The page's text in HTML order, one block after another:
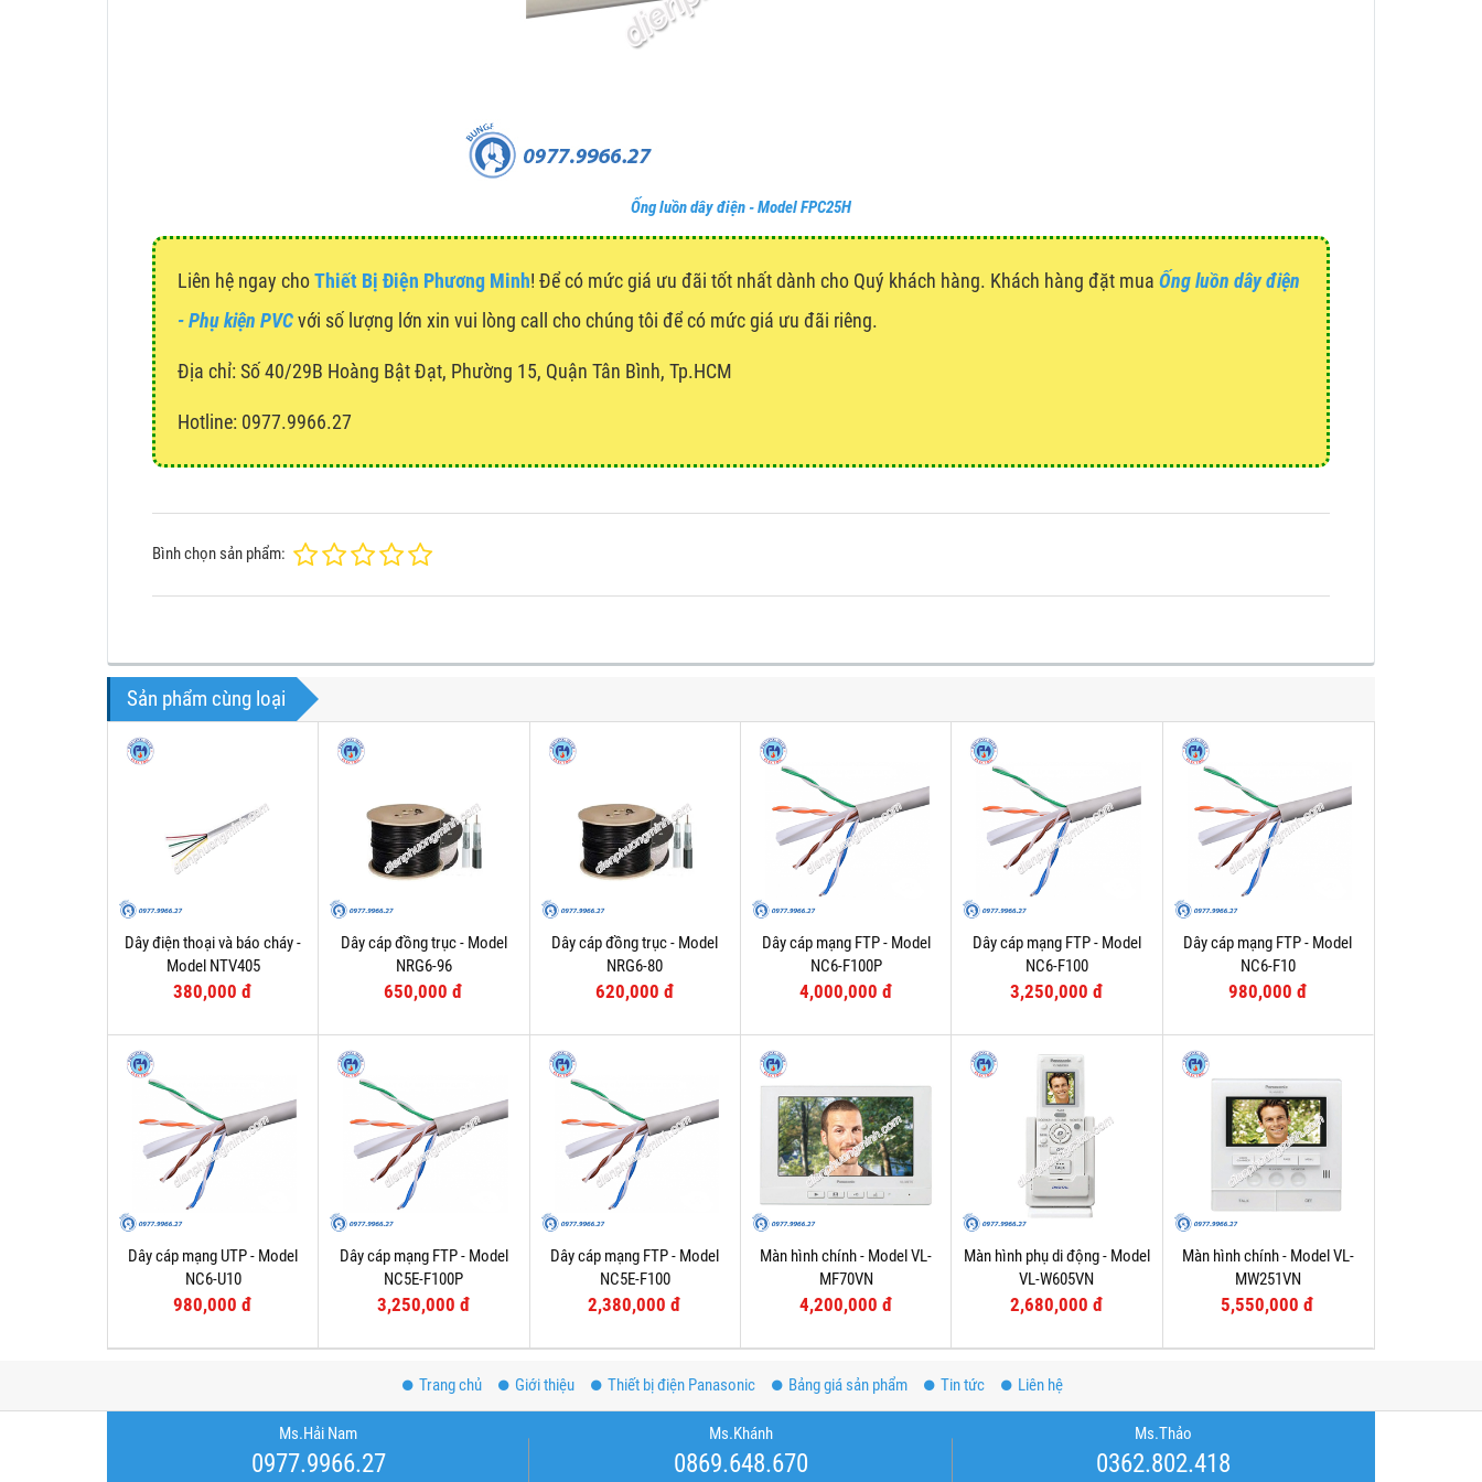
Ống luồn dây điện - Model FPC25H
Liên hệ ngay choThiết Bị Điện Phương Minh! Để có mức giá ưu đãi tốt nhất dành cho Quý khách hàng. Khách hàng đặt mua Ống luồn dây điện
- Phụ kiện PVCvới số lượng lớn xin vui lòng call cho chúng tôi để có mức giá ưu đãi riêng.
Địa chỉ: Số 40/29B Hoàng Bật Đạt, Phường 15, Quận Tân Bình, Tp.HCM
Hotline: 0977.9966.27
Bình chọn sản phẩm:
Sản phẩm cùng loại
Dây điện thoại và báo cháy -
Model NTV405
380,000 đ
Dây cáp đồng trục - Model
NRG6-96
650,000 đ
Dây cáp đồng trục - Model
NRG6-80
620,000 đ
Dây cáp mạng FTP - Model
NC6-F100P
4,000,000 đ
Dây cáp mạng FTP - Model
NC6-F100
3,250,000 đ
Dây cáp mạng FTP - Model
NC6-F10
980,000 đ
Dây cáp mạng UTP - Model
NC6-U10
980,000 đ
Dây cáp mạng FTP - Model
NC5E-F100P
3,250,000 đ
Dây cáp mạng FTP - Model
NC5E-F100
2,380,000 đ
Màn hình chính - Model VL-
MF70VN
4,200,000 đ
Màn hình phụ di động - Model
VL-W605VN
2,680,000 đ
Màn hình chính - Model VL-
MW251VN
5,550,000 đ
Trang chủ Giới thiệu Thiết bị điện Panasonic Bảng giá sản phẩm Tin tức Liên hệ
Ms.Hải Nam
0977.9966.27
Ms.Khánh
0869.648.670
Ms.Thảo
0362.802.418